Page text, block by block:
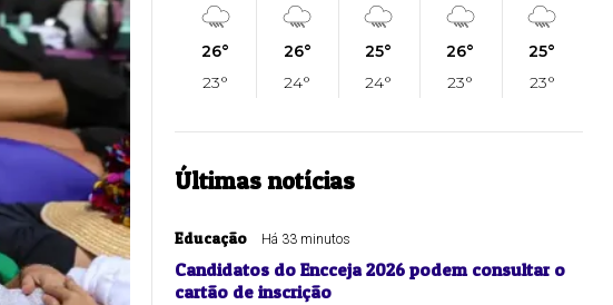
26°
23°
26°
24°
25°
24°
26°
23°
25°
23°
Últimas notícias
Educação Há 33 minutos
Candidatos do Encceja 2026 podem consultar o
cartão de inscrição